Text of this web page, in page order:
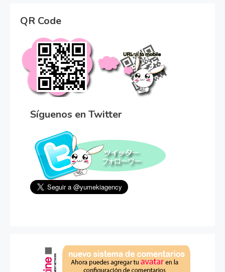
QR Code
Síguenos en Twitter